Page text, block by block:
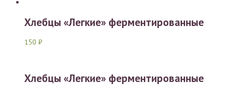
Хлебцы «Легкие» ферментированные
150 ₽
Хлебцы «Легкие» ферментированные